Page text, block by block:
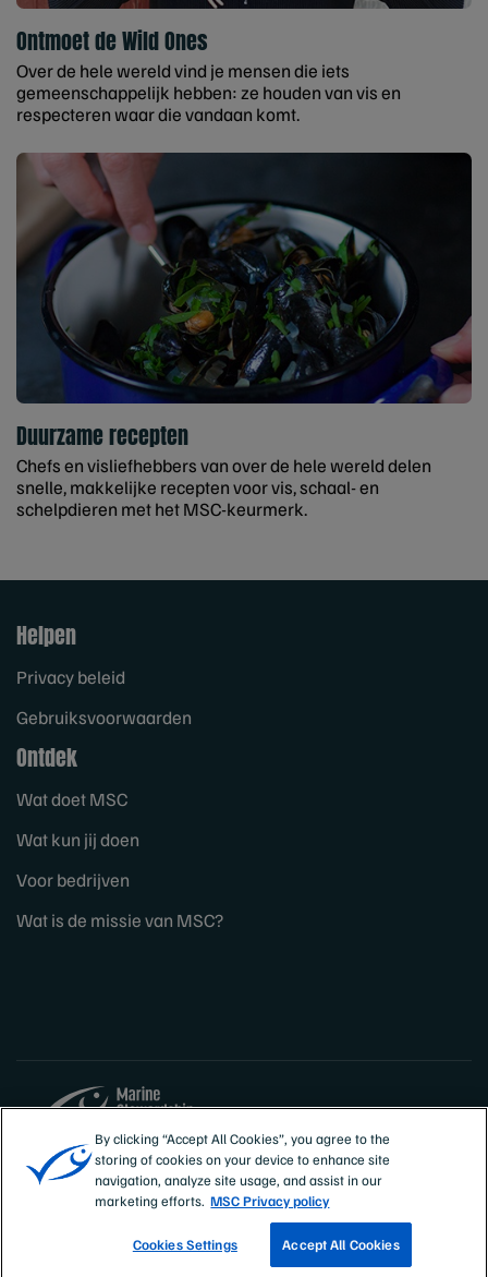
Ontmoet de Wild Ones
Over de hele wereld vind je mensen die iets
gemeenschappelijk hebben: ze houden van vis en
respecteren waar die vandaan komt.
Duurzame recepten
Chefs en visliefhebbers van over de hele wereld delen
snelle, makkelijke recepten voor vis, schaal- en
schelpdieren met het MSC-keurmerk.
Helpen
Privacy beleid
Gebruiksvoorwaarden
Ontdek
Wat doet MSC
Wat kun jij doen
Voor bedrijven
Wat is de missie van MSC?
Sites
Nederland
By clicking “Accept All Cookies”, you agree to the
storing of cookies on your device to enhance site
navigation, analyze site usage, and assist in our
marketing efforts. MSC Privacy policy
Cookies Settings Accept All Cookies